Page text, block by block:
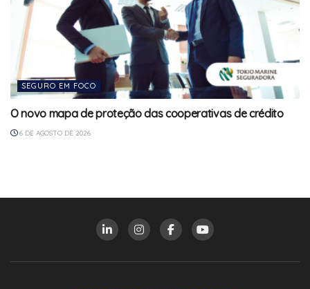
SEGURO EM FOCO
O novo mapa de proteção das cooperativas de crédito
6 DE AGOSTO DE 2026